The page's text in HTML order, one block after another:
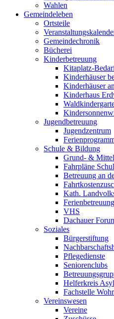
Wahlen
Gemeindeleben
Ortsteile
Gemeindechronik
Bücherei
Kinderbetreuung
Kitaplatz-
Kinderhäuser
Kinderhäuser
Kinderhaus
Jugendbetreuung
Jugendzentrum
Schule & Bildung
Grund- &
Fahrpläne
Betreuung an
Kath.
Ferienbetreuung
VHS
Dachauer
Soziales
Bürgerstiftung
Pflegedienste
Seniorenclubs
Helferkreis Asyl
Fachstelle
Vereinswesen
Vereine